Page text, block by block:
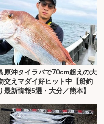
原沖タイラバで70cm超えの大
交えマダイ好ヒット中【船釣
最新情報5選・大分／熊本】